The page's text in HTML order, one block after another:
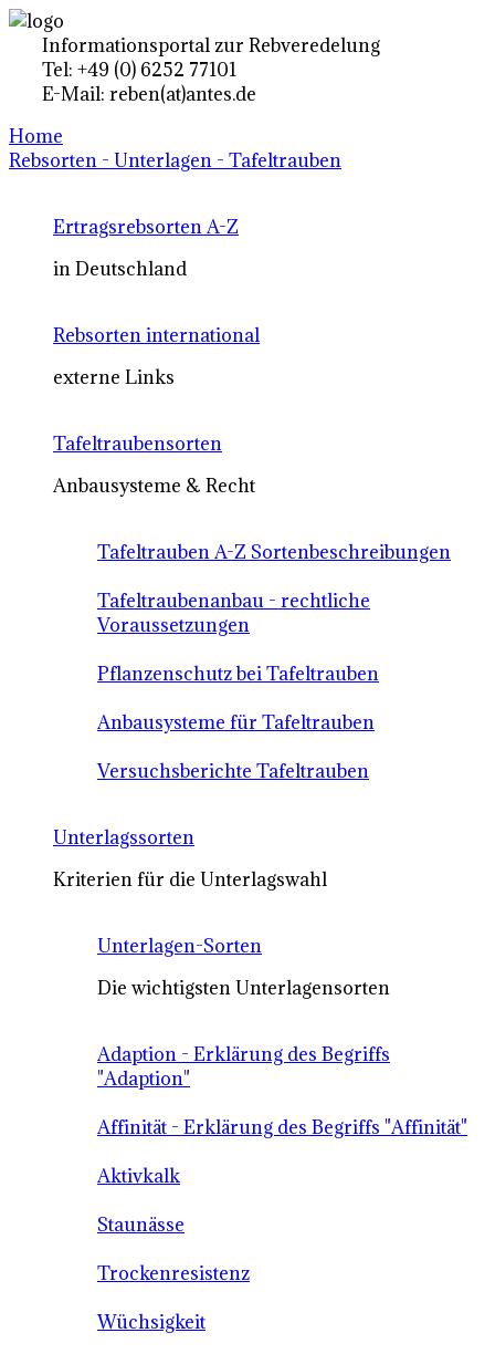
Informationsportal zur Rebveredelung
Tel: +49 (0) 6252 77101
E-Mail: reben(at)antes.de
Home
Rebsorten - Unterlagen - Tafeltrauben
Ertragsrebsorten A-Z
in Deutschland
Rebsorten international
externe Links
Tafeltraubensorten
Anbausysteme & Recht
Tafeltrauben A-Z Sortenbeschreibungen
Tafeltraubenanbau - rechtliche
Voraussetzungen
Pflanzenschutz bei Tafeltrauben
Anbausysteme für Tafeltrauben
Versuchsberichte Tafeltrauben
Unterlagssorten
Kriterien für die Unterlagswahl
Unterlagen-Sorten
Die wichtigsten Unterlagensorten
Adaption - Erklärung des Begriffs
"Adaption"
Affinität - Erklärung des Begriffs "Affinität"
Aktivkalk
Staunässe
Trockenresistenz
Wüchsigkeit